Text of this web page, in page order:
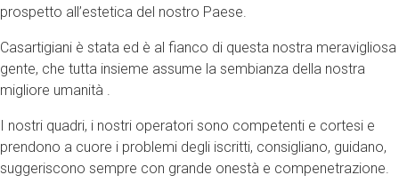
prospetto all’estetica del nostro Paese.
Casartigiani è stata ed è al fianco di questa nostra meravigliosa
gente, che tutta insieme assume la sembianza della nostra
migliore umanità .
I nostri quadri, i nostri operatori sono competenti e cortesi e
prendono a cuore i problemi degli iscritti, consigliano, guidano,
suggeriscono sempre con grande onestà e compenetrazione.